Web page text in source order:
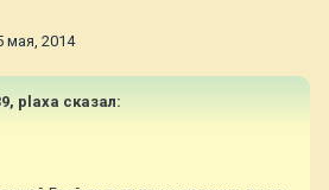
мая, 2014
plaxa сказал: